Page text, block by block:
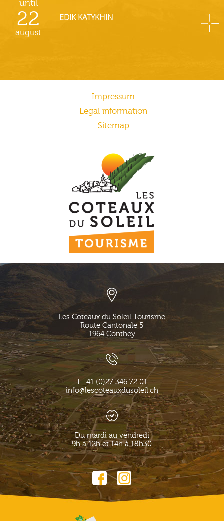
until
22
august
EDIK KATYKHIN
Impressum
Legal information
Sitemap
Les Coteaux du Soleil Tourisme
Route Cantonale 5
1964 Conthey
T.+41 (0)27 346 72 01
info@lescoteauxdusoleil.ch
Du mardi au vendredi
9h à 12h et 14h à 18h30